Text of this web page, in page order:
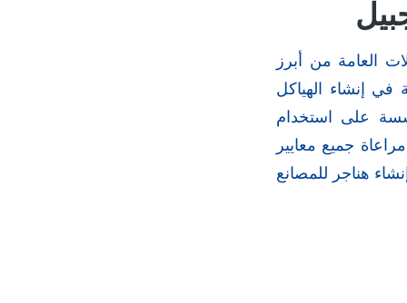
العامة من أبرز
إنشاء الهياكل
على استخدام
جميع معايير
هناجر للمصانع